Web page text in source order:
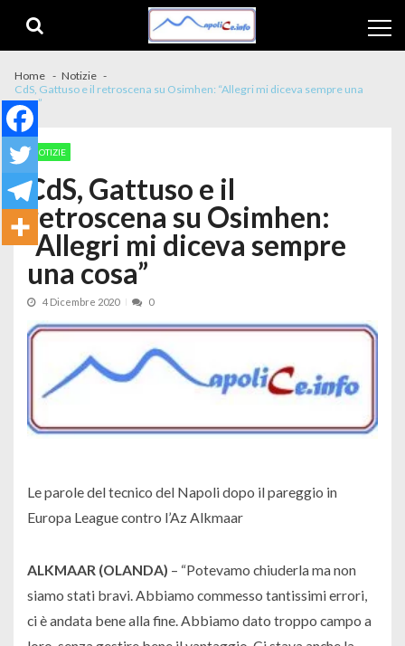
Home
Notizie
CdS, Gattuso e il retroscena su Osimhen: “Allegri mi diceva sempre una
cosa”
NOTIZIE
CdS, Gattuso e il
retroscena su Osimhen:
“Allegri mi diceva sempre
una cosa”
4 Dicembre 2020 0
Le parole del tecnico del Napoli dopo il pareggio in
Europa League contro l’Az Alkmaar
ALKMAAR (OLANDA) – “Potevamo chiuderla ma non
siamo stati bravi. Abbiamo commesso tantissimi errori,
ci è andata bene alla fine. Abbiamo dato troppo campo a